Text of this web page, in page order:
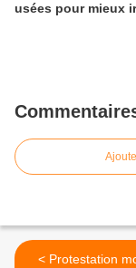
usées pour mieux
< Protestation mondiale